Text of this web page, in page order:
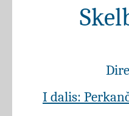
I dalis: